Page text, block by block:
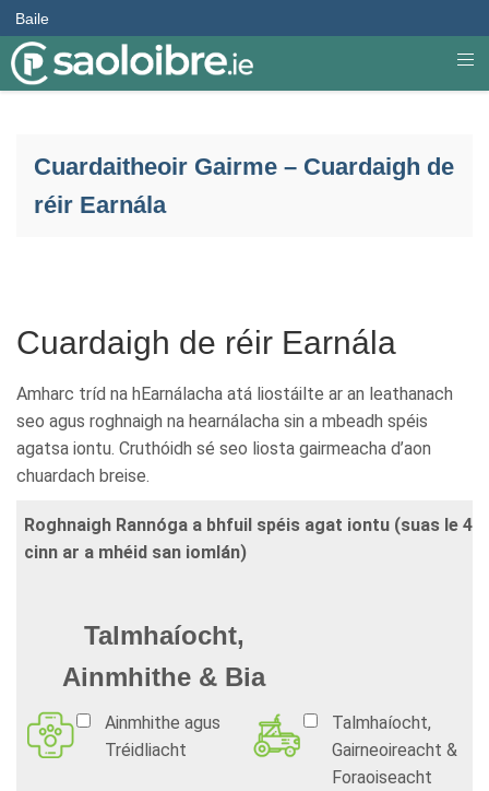
Baile
Cuardaitheoir Gairme – Cuardaigh de
réir Earnála
Cuardaigh de réir Earnála
Amharc tríd na hEarnálacha atá liostáilte ar an leathanach
seo agus roghnaigh na hearnálacha sin a mbeadh spéis
agatsa iontu. Cruthóidh sé seo liosta gairmeacha d’aon
chuardach breise.
Roghnaigh Rannóga a bhfuil spéis agat iontu (suas le 4
cinn ar a mhéid san iomlán)
Talmhaíocht,
Ainmhithe & Bia
Ainmhithe agus
Tréidliacht
Talmhaíocht,
Gairneoireacht &
Foraoiseacht